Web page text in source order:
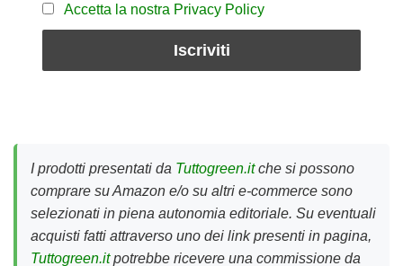
Accetta la nostra Privacy Policy
I prodotti presentati da Tuttogreen.itche si possono
comprare su Amazon e/o su altri e-commerce sono
selezionati in piena autonomia editoriale. Su eventuali
acquisti fatti attraverso uno dei link presenti in pagina,
Tuttogreen.itpotrebbe ricevere una commissione da